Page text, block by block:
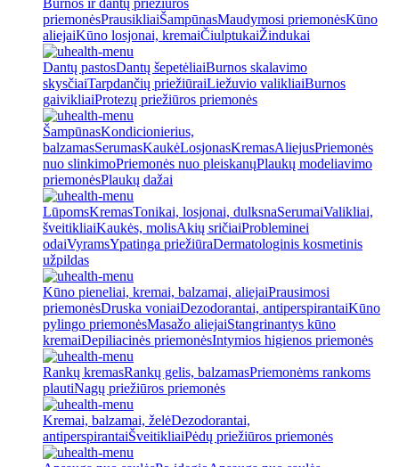
Burnos ir dantų priežiūros
priemonėsPrausikliaiŠampūnasMaudymosi priemonėsKūno
aliejaiKūno losjonai, kremaiČiulptukaiŽindukai
Dantų pastosDantų šepetėliaiBurnos skalavimo
skysčiaiTarpdančių priežiūraiLiežuvio valikliaiBurnos
gaivikliaiProtezų priežiūros priemonės
ŠampūnasKondicionierius,
balzamasSerumasKaukėLosjonasKremasAliejusPriemonės
nuo slinkimoPriemonės nuo pleiskanųPlaukų modeliavimo
priemonėsPlaukų dažai
LūpomsKremasTonikai, losjonai, dulksnaSerumaiValikliai,
šveitikliaiKaukės, molisAkių sričiaiProbleminei
odaiVyramsYpatinga priežiūraDermatologinis kosmetinis
užpildas
Kūno pieneliai, kremai, balzamai, aliejaiPrausimosi
priemonėsDruska voniaiDezodorantai, antiperspirantaiKūno
pylingo priemonėsMasažo aliejaiStangrinantys kūno
kremaiDepiliacinės priemonėsIntymios higienos priemonės
Rankų kremasRankų gelis, balzamasPriemonėms rankoms
plautiNagų priežiūros priemonės
Kremai, balzamai, želėDezodorantai,
antiperspirantaiŠveitikliaiPėdų priežiūros priemonės